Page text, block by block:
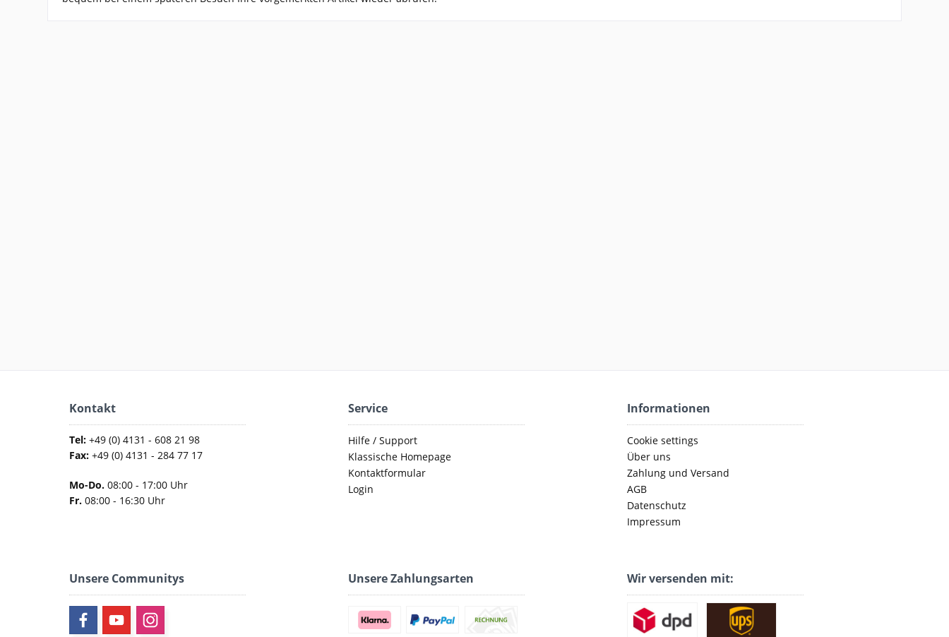
Kontakt
Tel:+49 (0) 4131 - 608 21 98
Fax:+49 (0) 4131 - 284 77 17
Mo-Do.08:00 - 17:00 Uhr
Fr.08:00 - 16:30 Uhr
Service
Hilfe / Support
Klassische Homepage
Kontaktformular
Login
Informationen
Cookie settings
Über uns
Zahlung und Versand
AGB
Datenschutz
Impressum
Unsere Communitys Unsere Zahlungsarten Wir versenden mit: